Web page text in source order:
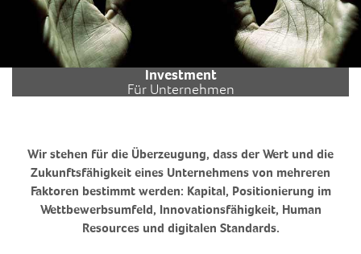
Investment
Für Unternehmen
Wir stehen für die Überzeugung, dass der Wert und die
Zukunftsfähigkeit eines Unternehmens von mehreren
Faktoren bestimmt werden: Kapital, Positionierung im
Wettbewerbsumfeld, Innovationsfähigkeit, Human
Resources und digitalen Standards.